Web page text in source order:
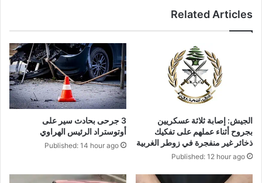
Related Articles
الجيش: إصابة ثلاثة عسكريين
بجروح أثناء عملهم على تفكيك
ذخائر غير منفجرة في زوطر الغربية
Published: 12 hour ago
3 جرحى بحادث سير على
أوتوستراد الرئيس الهراوي
Published: 14 hour ago